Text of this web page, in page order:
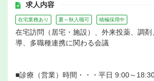
求人内容
在宅業務あり 夏～秋入職可 積極採用中
在宅訪問（居宅・施設）、外来投薬、調
導、多職種連携に関わる会議
■診療（営業）時間・・・平日 9:00～